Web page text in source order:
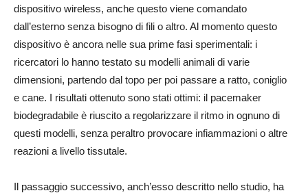
dispositivo wireless, anche questo viene comandato
dall’esterno senza bisogno di fili o altro. Al momento questo
dispositivo è ancora nelle sua prime fasi sperimentali: i
ricercatori lo hanno testato su modelli animali di varie
dimensioni, partendo dal topo per poi passare a ratto, coniglio
e cane. I risultati ottenuto sono stati ottimi: il pacemaker
biodegradabile è riuscito a regolarizzare il ritmo in ognuno di
questi modelli, senza peraltro provocare infiammazioni o altre
reazioni a livello tissutale.
Il passaggio successivo, anch’esso descritto nello studio, ha